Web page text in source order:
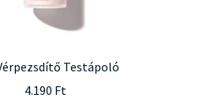
Testápoló
4.190 Ft